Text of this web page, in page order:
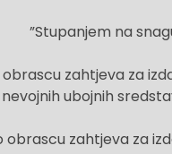
”Stupanjem na
zahtjeva za
nevojnih ubojnih
obrascu zahtjeva za